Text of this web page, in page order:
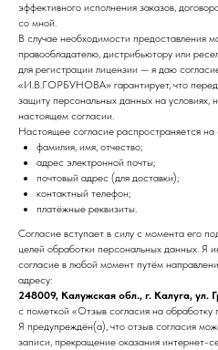
эффективного исполнения заказов,
со мной.
В случае необходимости предоставления
правообладателю, дистрибьютору или
для регистрации лицензии — я даю
«И.В.ГОРБУНОВА» гарантирует, что
защиту персональных данных на условиях,
настоящем согласии.
Настоящее согласие распространяется
фамилия, имя, отчество;
адрес электронной почты;
почтовый адрес (для доставки);
контактный телефон;
платёжные реквизиты.
Согласие вступает в силу с момента его
целей обработки персональных данных. Я
согласие в любой момент путём
адресу:
248009, Калужская обл., г. Калуга, ул.
с пометкой «Отзыв согласия на обработку
Я предупреждён(а), что отзыв согласия
записи, прекращение оказания интернет-